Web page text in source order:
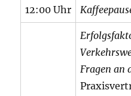
12:00 Uhr
Fragen an